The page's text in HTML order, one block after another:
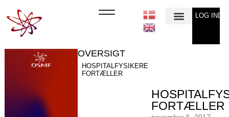
LOG IND
OVERSIGT
HOSPITALFYSIKERE
FORTÆLLER
FORTÆLLER